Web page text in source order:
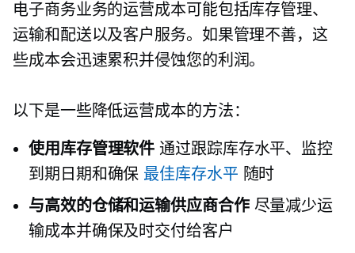
电子商务业务的运营成本可能包括库存管理、
运输和配送以及客户服务。如果管理不善，这
些成本会迅速累积并侵蚀您的利润。
以下是一些降低运营成本的方法：
使用库存管理软件 通过跟踪库存水平、监控
到期日期和确保 最佳库存水平 随时
与高效的仓储和运输供应商合作尽量减少运
输成本并确保及时交付给客户